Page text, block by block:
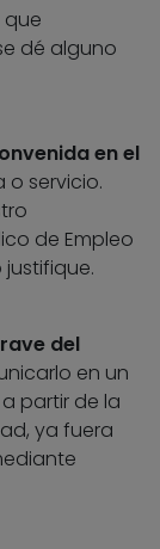
dé alguno
en el
o servicio.
de Empleo
del
en un
partir de la
ya fuera